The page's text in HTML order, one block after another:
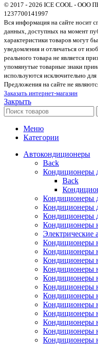
© 2017 - 2026 ICE COOL - ООО
1237700141997
Вся информация на сайте носит
данных, доступных на момент
характеристики товаров могут
уведомления и отличаться от
реального товара не является
упомянутые товарные знаки
используются исключительно
Предложения на сайте не
Заказать интернет-магазин
Закрыть
Меню
Категории
Автокондиционеры
Back
Кондиционеры
Back
Кондиционеры
Кондиционеры
Кондиционеры
Кондиционеры
Электрические
Кондиционеры
Кондиционеры
Кондиционеры
Кондиционеры
Кондиционеры
Кондиционеры
Кондиционеры
Кондиционеры
Кондиционеры
Кондиционеры
Кондиционеры
Кондиционеры